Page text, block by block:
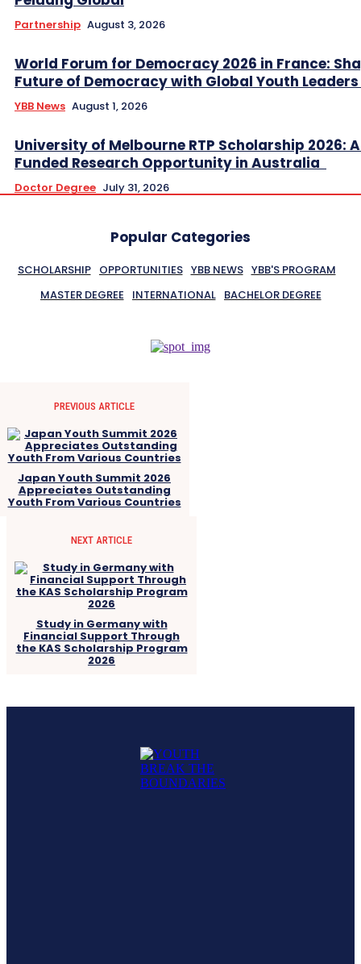
Partnership August 3, 2026
World Forum for Democracy 2026 in France:
Future of Democracy with Global Youth
YBB News August 1, 2026
University of Melbourne RTP Scholarship 2026:
Funded Research Opportunity in Australia
Doctor Degree July 31, 2026
Popular Categories
SCHOLARSHIP OPPORTUNITIES YBB NEWS YBB'S PROGRAM
MASTER DEGREE
INTERNATIONAL BACHELOR DEGREE
PREVIOUS ARTICLE
Japan Youth Summit 2026
Appreciates Outstanding
Youth From Various Countries
NEXT ARTICLE
Study in Germany with
Financial Support Through
the KAS Scholarship Program
2026